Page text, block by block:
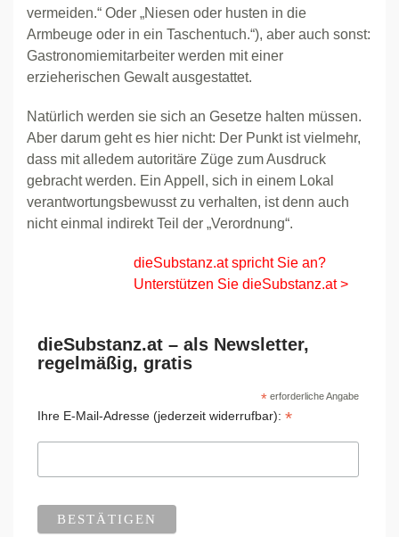
vermeiden.“ Oder „Niesen oder husten in die
Armbeuge oder in ein Taschentuch.“), aber auch sonst:
Gastronomiemitarbeiter werden mit einer
erzieherischen Gewalt ausgestattet.
Natürlich werden sie sich an Gesetze halten müssen.
Aber darum geht es hier nicht: Der Punkt ist vielmehr,
dass mit alledem autoritäre Züge zum Ausdruck
gebracht werden. Ein Appell, sich in einem Lokal
verantwortungsbewusst zu verhalten, ist denn auch
nicht einmal indirekt Teil der „Verordnung“.
dieSubstanz.at spricht Sie an?
Unterstützen Sie dieSubstanz.at >
dieSubstanz.at – als Newsletter,
regelmäßig, gratis
*erforderliche Angabe
Ihre E-Mail-Adresse (jederzeit widerrufbar): *